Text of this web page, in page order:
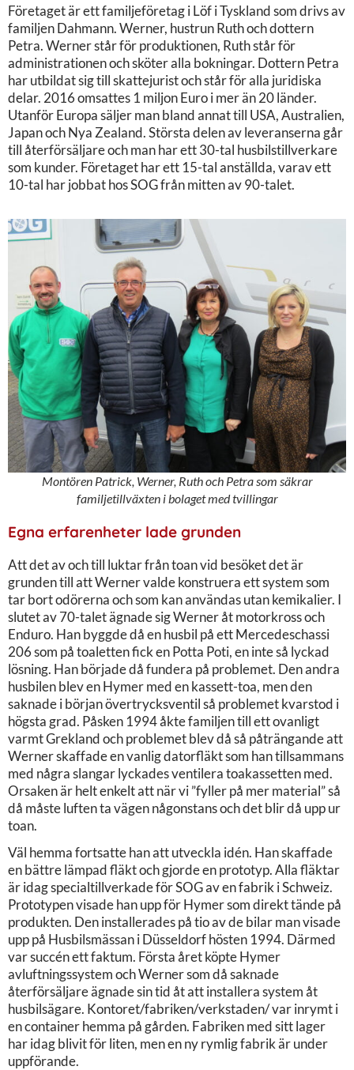
Företaget är ett familjeföretag i Löf i Tyskland som drivs av
familjen Dahmann. Werner, hustrun Ruth och dottern
Petra. Werner står för produktionen, Ruth står för
administrationen och sköter alla bokningar. Dottern Petra
har utbildat sig till skattejurist och står för alla juridiska
delar. 2016 omsattes 1 miljon Euro i mer än 20 länder.
Utanför Europa säljer man bland annat till USA, Australien,
Japan och Nya Zealand. Största delen av leveranserna går
till återförsäljare och man har ett 30-tal husbilstillverkare
som kunder. Företaget har ett 15-tal anställda, varav ett
10-tal har jobbat hos SOG från mitten av 90-talet.
Montören Patrick, Werner, Ruth och Petra som säkrar
familjetillväxten i bolaget med tvillingar
Egna erfarenheter lade grunden
Att det av och till luktar från toan vid besöket det är
grunden till att Werner valde konstruera ett system som
tar bort odörerna och som kan användas utan kemikalier. I
slutet av 70-talet ägnade sig Werner åt motorkross och
Enduro. Han byggde då en husbil på ett Mercedeschassi
206 som på toaletten fick en Potta Poti, en inte så lyckad
lösning. Han började då fundera på problemet. Den andra
husbilen blev en Hymer med en kassett-toa, men den
saknade i början övertrycksventil så problemet kvarstod i
högsta grad. Påsken 1994 åkte familjen till ett ovanligt
varmt Grekland och problemet blev då så påträngande att
Werner skaffade en vanlig datorfläkt som han tillsammans
med några slangar lyckades ventilera toakassetten med.
Orsaken är helt enkelt att när vi ”fyller på mer material” så
då måste luften ta vägen någonstans och det blir då upp ur
toan.
Väl hemma fortsatte han att utveckla idén. Han skaffade
en bättre lämpad fläkt och gjorde en prototyp. Alla fläktar
är idag specialtillverkade för SOG av en fabrik i Schweiz.
Prototypen visade han upp för Hymer som direkt tände på
produkten. Den installerades på tio av de bilar man visade
upp på Husbilsmässan i Düsseldorf hösten 1994. Därmed
var succén ett faktum. Första året köpte Hymer
avluftningssystem och Werner som då saknade
återförsäljare ägnade sin tid åt att installera system åt
husbilsägare. Kontoret/fabriken/verkstaden/ var inrymt i
en container hemma på gården. Fabriken med sitt lager
har idag blivit för liten, men en ny rymlig fabrik är under
uppförande.